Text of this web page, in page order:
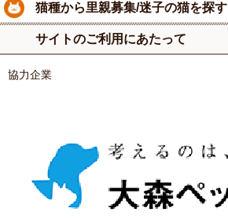
猫種から里親募集/迷子の猫を探す
サイトのご利用にあたって
協力企業